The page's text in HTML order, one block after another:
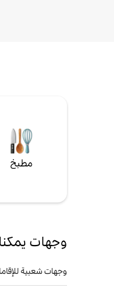
مطبخ
وجهات
وجهات شعبية